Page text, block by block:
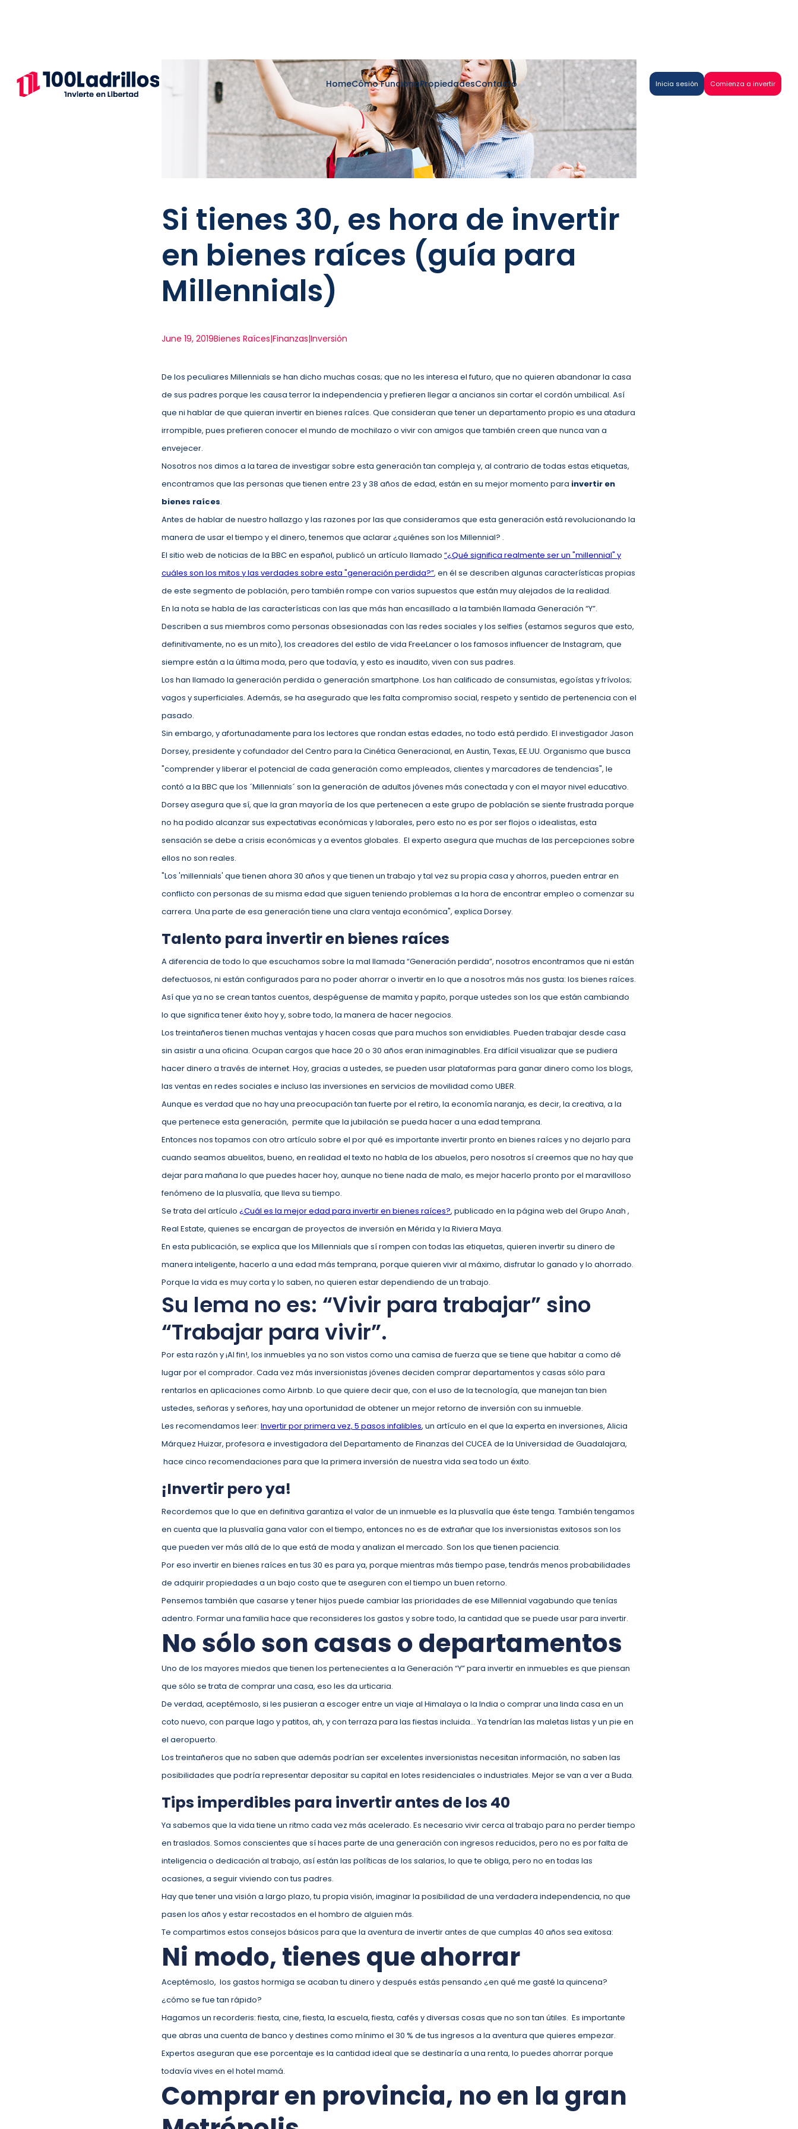
HomeCómo FuncionaPropiedadesContacto Inicia sesión Comienza a invertir
Si tienes 30, es hora de invertir
en bienes raíces (guía para
Millennials)
June 19, 2019Bienes Raíces|Finanzas|Inversión
De los peculiares Millennials se han dicho muchas cosas; que no les interesa el futuro, que no quieren abandonar la casa
de sus padres porque les causa terror la independencia y prefieren llegar a ancianos sin cortar el cordón umbilical. Así
que ni hablar de que quieran invertir en bienes raíces. Que consideran que tener un departamento propio es una atadura
irrompible, pues prefieren conocer el mundo de mochilazo o vivir con amigos que también creen que nunca van a
envejecer.
Nosotros nos dimos a la tarea de investigar sobre esta generación tan compleja y, al contrario de todas estas etiquetas,
encontramos que las personas que tienen entre 23 y 38 años de edad, están en su mejor momento para invertir en
bienes raíces.
Antes de hablar de nuestro hallazgo y las razones por las que consideramos que esta generación está revolucionando la
manera de usar el tiempo y el dinero, tenemos que aclarar ¿quiénes son los Millennial? .
El sitio web de noticias de la BBC en español, publicó un artículo llamado “¿Qué significa realmente ser un "millennial" y
cuáles son los mitos y las verdades sobre esta "generación perdida?”, en él se describen algunas características propias
de este segmento de población, pero también rompe con varios supuestos que están muy alejados de la realidad.
En la nota se habla de las características con las que más han encasillado a la también llamada Generación “Y”.
Describen a sus miembros como personas obsesionadas con las redes sociales y los selfies (estamos seguros que esto,
definitivamente, no es un mito), los creadores del estilo de vida FreeLancer o los famosos influencer de Instagram, que
siempre están a la última moda, pero que todavía, y esto es inaudito, viven con sus padres.
Los han llamado la generación perdida o generación smartphone. Los han calificado de consumistas, egoístas y frívolos;
vagos y superficiales. Además, se ha asegurado que les falta compromiso social, respeto y sentido de pertenencia con el
pasado.
Sin embargo, y afortunadamente para los lectores que rondan estas edades, no todo está perdido. El investigador Jason
Dorsey, presidente y cofundador del Centro para la Cinética Generacional, en Austin, Texas, EE.UU. Organismo que busca
"comprender y liberar el potencial de cada generación como empleados, clientes y marcadores de tendencias", le
contó a la BBC que los ´Millennials´ son la generación de adultos jóvenes más conectada y con el mayor nivel educativo.
Dorsey asegura que sí, que la gran mayoría de los que pertenecen a este grupo de población se siente frustrada porque
no ha podido alcanzar sus expectativas económicas y laborales, pero esto no es por ser flojos o idealistas, esta
sensación se debe a crisis económicas y a eventos globales. El experto asegura que muchas de las percepciones sobre
ellos no son reales.
"Los 'millennials' que tienen ahora 30 años y que tienen un trabajo y tal vez su propia casa y ahorros, pueden entrar en
conflicto con personas de su misma edad que siguen teniendo problemas a la hora de encontrar empleo o comenzar su
carrera. Una parte de esa generación tiene una clara ventaja económica", explica Dorsey.
Talento para invertir en bienes raíces
A diferencia de todo lo que escuchamos sobre la mal llamada “Generación perdida”, nosotros encontramos que ni están
defectuosos, ni están configurados para no poder ahorrar o invertir en lo que a nosotros más nos gusta: los bienes raíces.
Así que ya no se crean tantos cuentos, despéguense de mamita y papito, porque ustedes son los que están cambiando
lo que significa tener éxito hoy y, sobre todo, la manera de hacer negocios.
Los treintañeros tienen muchas ventajas y hacen cosas que para muchos son envidiables. Pueden trabajar desde casa
sin asistir a una oficina. Ocupan cargos que hace 20 o 30 años eran inimaginables. Era difícil visualizar que se pudiera
hacer dinero a través de internet. Hoy, gracias a ustedes, se pueden usar plataformas para ganar dinero como los blogs,
las ventas en redes sociales e incluso las inversiones en servicios de movilidad como UBER.
Aunque es verdad que no hay una preocupación tan fuerte por el retiro, la economía naranja, es decir, la creativa, a la
que pertenece esta generación, permite que la jubilación se pueda hacer a una edad temprana.
Entonces nos topamos con otro artículo sobre el por qué es importante invertir pronto en bienes raíces y no dejarlo para
cuando seamos abuelitos, bueno, en realidad el texto no habla de los abuelos, pero nosotros sí creemos que no hay que
dejar para mañana lo que puedes hacer hoy, aunque no tiene nada de malo, es mejor hacerlo pronto por el maravilloso
fenómeno de la plusvalía, que lleva su tiempo.
Se trata del artículo ¿Cuál es la mejor edad para invertir en bienes raíces?, publicado en la página web del Grupo Anah ,
Real Estate, quienes se encargan de proyectos de inversión en Mérida y la Riviera Maya.
En esta publicación, se explica que los Millennials que sí rompen con todas las etiquetas, quieren invertir su dinero de
manera inteligente, hacerlo a una edad más temprana, porque quieren vivir al máximo, disfrutar lo ganado y lo ahorrado.
Porque la vida es muy corta y lo saben, no quieren estar dependiendo de un trabajo.
Su lema no es: “Vivir para trabajar” sino
“Trabajar para vivir”.
Por esta razón y ¡Al fin!, los inmuebles ya no son vistos como una camisa de fuerza que se tiene que habitar a como dé
lugar por el comprador. Cada vez más inversionistas jóvenes deciden comprar departamentos y casas sólo para
rentarlos en aplicaciones como Airbnb. Lo que quiere decir que, con el uso de la tecnología, que manejan tan bien
ustedes, señoras y señores, hay una oportunidad de obtener un mejor retorno de inversión con su inmueble.
Les recomendamos leer: Invertir por primera vez, 5 pasos infalibles, un artículo en el que la experta en inversiones, Alicia
Márquez Huizar, profesora e investigadora del Departamento de Finanzas del CUCEA de la Universidad de Guadalajara,
hace cinco recomendaciones para que la primera inversión de nuestra vida sea todo un éxito.
¡Invertir pero ya!
Recordemos que lo que en definitiva garantiza el valor de un inmueble es la plusvalía que éste tenga. También tengamos
en cuenta que la plusvalía gana valor con el tiempo, entonces no es de extrañar que los inversionistas exitosos son los
que pueden ver más allá de lo que está de moda y analizan el mercado. Son los que tienen paciencia.
Por eso invertir en bienes raíces en tus 30 es para ya, porque mientras más tiempo pase, tendrás menos probabilidades
de adquirir propiedades a un bajo costo que te aseguren con el tiempo un buen retorno.
Pensemos también que casarse y tener hijos puede cambiar las prioridades de ese Millennial vagabundo que tenías
adentro. Formar una familia hace que reconsideres los gastos y sobre todo, la cantidad que se puede usar para invertir.
No sólo son casas o departamentos
Uno de los mayores miedos que tienen los pertenecientes a la Generación “Y” para invertir en inmuebles es que piensan
que sólo se trata de comprar una casa, eso les da urticaria.
De verdad, aceptémoslo, si les pusieran a escoger entre un viaje al Himalaya o la India o comprar una linda casa en un
coto nuevo, con parque lago y patitos, ah, y con terraza para las fiestas incluida… Ya tendrían las maletas listas y un pie en
el aeropuerto.
Los treintañeros que no saben que además podrían ser excelentes inversionistas necesitan información, no saben las
posibilidades que podría representar depositar su capital en lotes residenciales o industriales. Mejor se van a ver a Buda.
Tips imperdibles para invertir antes de los 40
Ya sabemos que la vida tiene un ritmo cada vez más acelerado. Es necesario vivir cerca al trabajo para no perder tiempo
en traslados. Somos conscientes que sí haces parte de una generación con ingresos reducidos, pero no es por falta de
inteligencia o dedicación al trabajo, así están las políticas de los salarios, lo que te obliga, pero no en todas las
ocasiones, a seguir viviendo con tus padres.
Hay que tener una visión a largo plazo, tu propia visión, imaginar la posibilidad de una verdadera independencia, no que
pasen los años y estar recostados en el hombro de alguien más.
Te compartimos estos consejos básicos para que la aventura de invertir antes de que cumplas 40 años sea exitosa:
Ni modo, tienes que ahorrar
Aceptémoslo, los gastos hormiga se acaban tu dinero y después estás pensando ¿en qué me gasté la quincena?
¿cómo se fue tan rápido?
Hagamos un recorderis: fiesta, cine, fiesta, la escuela, fiesta, cafés y diversas cosas que no son tan útiles. Es importante
que abras una cuenta de banco y destines como mínimo el 30 % de tus ingresos a la aventura que quieres empezar.
Expertos aseguran que ese porcentaje es la cantidad ideal que se destinaría a una renta, lo puedes ahorrar porque
todavía vives en el hotel mamá.
Comprar en provincia, no en la gran